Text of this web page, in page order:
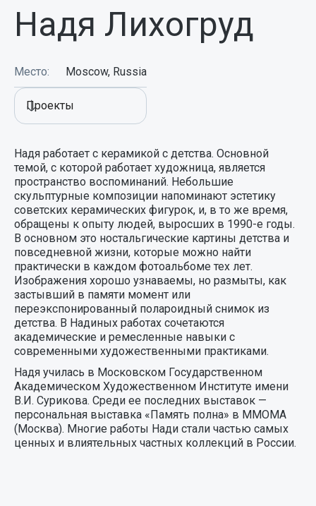
Надя Лихогруд
Место: Moscow, Russia
Проекты
Надя работает с керамикой с детства. Основной
темой, с которой работает художница, является
пространство воспоминаний. Небольшие
скульптурные композиции напоминают эстетику
советских керамических фигурок, и, в то же время,
обращены к опыту людей, выросших в 1990-е годы.
В основном это ностальгические картины детства и
повседневной жизни, которые можно найти
практически в каждом фотоальбоме тех лет.
Изображения хорошо узнаваемы, но размыты, как
застывший в памяти момент или
переэкспонированный полароидный снимок из
детства. В Надиных работах сочетаются
академические и ремесленные навыки с
современными художественными практиками.
Надя училась в Московском Государственном
Академическом Художественном Институте имени
В.И. Сурикова. Среди ее последних выставок —
персональная выставка «Память полна» в ММОМА
(Москва). Многие работы Нади стали частью самых
ценных и влиятельных частных коллекций в России.